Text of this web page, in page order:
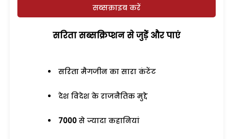
सब्सक्राइब करें
सरिता सब्सक्रिप्शन से जुड़ेें और पाएं
सरिता मैगजीन का सारा कंटेंट
देश विदेश के राजनैतिक मुद्दे
7000 से ज्यादा कहानियां